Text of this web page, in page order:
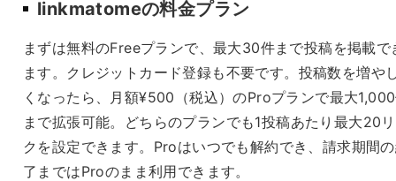
linkmatomeの料金プラン
まずは無料のFreeプランで、最大30件まで投稿を掲載で
ます。クレジットカード登録も不要です。投稿数を増や
くなったら、月額¥500（税込）のProプランで最大
まで拡張可能。どちらのプランでも1投稿あたり最大20
クを設定できます。Proはいつでも解約でき、請求期間
了まではProのまま利用できます。